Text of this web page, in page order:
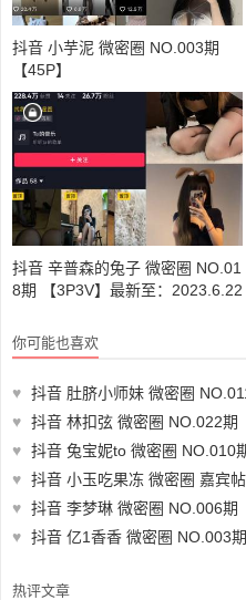
抖音 小芋泥 微密圈 NO.003期
【45P】
抖音 辛普森的兔子 微密圈 NO.01
8期 【3P3V】最新至：2023.6.22
你可能也喜欢
♥ 抖音 肚脐小师妹 微密圈 NO.011期
♥ 抖音 林扣弦 微密圈 NO.022期
♥ 抖音 兔宝妮to 微密圈 NO.010
♥ 抖音 小玉吃果冻 微密圈 嘉宾
♥ 抖音 李梦琳 微密圈 NO.006期
♥ 抖音 亿1香香 微密圈 NO.003期
热评文章